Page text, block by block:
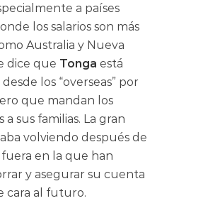
a países
los salarios son más
Australia y Nueva
dice que Tonga está
los “overseas” por
que mandan los
a sus familias. La gran
volviendo después de
en la que han
y asegurar su cuenta
cara al futuro.